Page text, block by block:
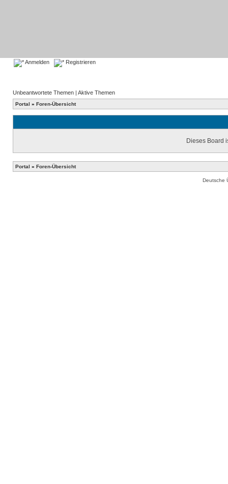
Anmelden Registrieren
Unbeantwortete Themen | Aktive Themen
Portal » Foren-Übersicht
Dieses Board
Portal » Foren-Übersicht
Deutsche